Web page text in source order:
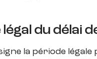
du délai
la période légale